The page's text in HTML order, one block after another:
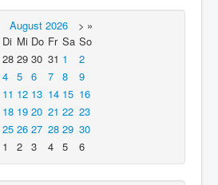
August 2026 > »
Di Mi Do Fr Sa So
28 29 30 31 1
2
4 5 6 7 8
9
11 12 13 14 15 16
18 19 20 21 22 23
25 26 27 28 29 30
1 2 3 4 5 6